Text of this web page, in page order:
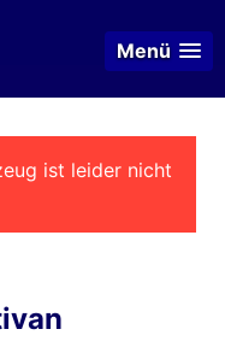
Menü
ist leider nicht